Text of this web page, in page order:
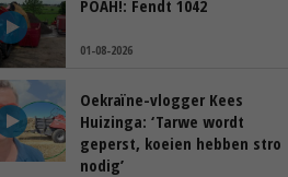
POAH!: Fendt 1042
01-08-2026
Oekraïne-vlogger Kees
Huizinga: ‘Tarwe wordt
geperst, koeien hebben stro
nodig’